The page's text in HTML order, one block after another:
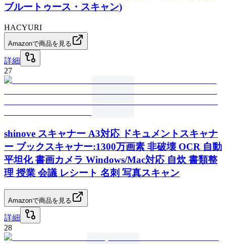
ブルートゥース・スキャン)
HACYURI
Amazonで商品を見る
詳細
27
shinove スキャナー A3対応 ドキュメントスキャナ
ー ブックスキャナー:1300万画素 非破壊 OCR 自動
平坦化 書画カメラ Windows/Mac対応 自炊 書類整
理 授業 会議 レシート 名刺 写真スキャン
Amazonで商品を見る
詳細
28